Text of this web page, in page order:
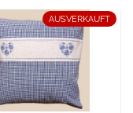
AUSVERKAUFT